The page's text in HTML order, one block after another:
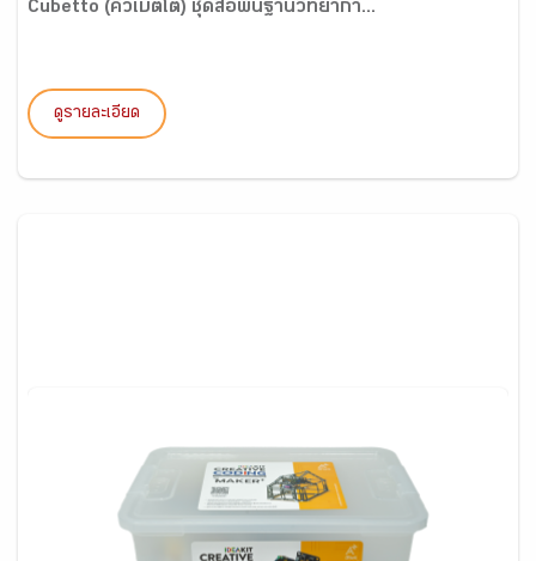
Cubetto (คิวเบตโต) ชุดสื่อพื้นฐานวิทยากา...
ดูรายละเอียด